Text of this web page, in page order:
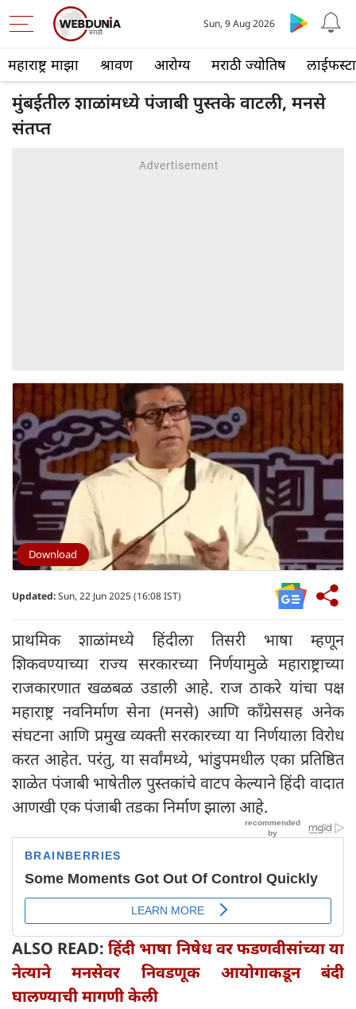
महाराष्ट्र माझा श्रावण आरोग्य मराठी ज्योतिष
Sun, 9 Aug 2026
मुंबईतील शाळांमध्ये पंजाबी पुस्तके वाटली, मनसे
संतप्त
Download
Updated:Sun, 22 Jun 2025 (16:08 IST)
प्राथमिक शाळांमध्ये हिंदीला तिसरी भाषा म्हणून
शिकवण्याच्या राज्य सरकारच्या निर्णयामुळे महाराष्ट्राच्या
राजकारणात खळबळ उडाली आहे. राज ठाकरे यांचा पक्ष
महाराष्ट्र नवनिर्माण सेना (मनसे) आणि काँग्रेससह अनेक
संघटना आणि प्रमुख व्यक्ती सरकारच्या या निर्णयाला विरोध
करत आहेत. परंतु, या सर्वांमध्ये, भांडुपमधील एका प्रतिष्ठित
शाळेत पंजाबी भाषेतील पुस्तकांचे वाटप केल्याने हिंदी वादात
आणखी एक पंजाबी तडका निर्माण झाला आहे.
ALSO READ:हिंदी भाषा निषेध वर फडणवीसांच्या या
नेत्याने मनसेवर निवडणूक आयोगाकडून बंदी
घालण्याची मागणी केली